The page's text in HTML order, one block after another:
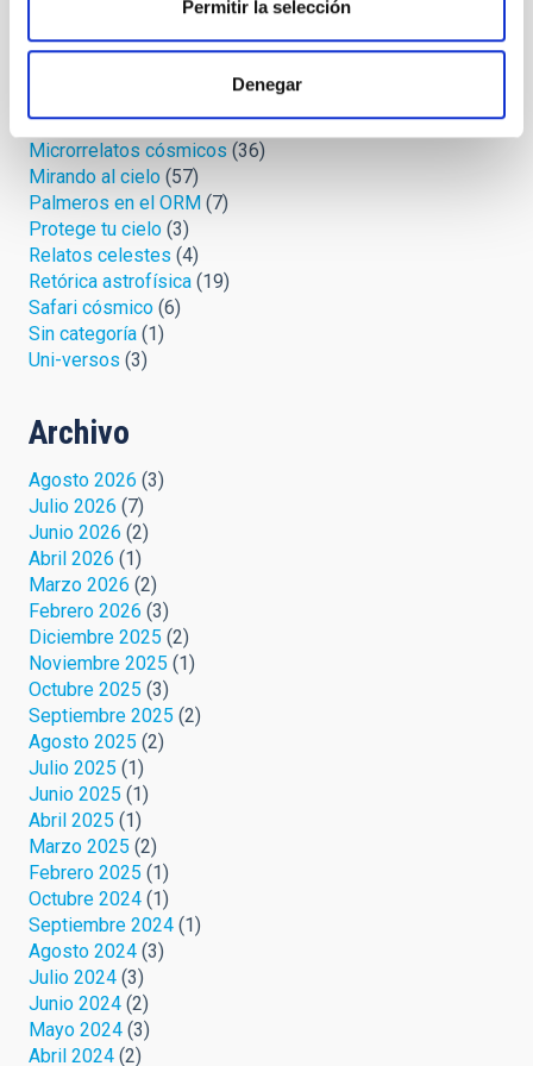
Permitir la selección
Denegar
(5)
Crónicas del espacio(11)
IYL 2015, luces y ¡acción!(2)
La jerga de las estrellas(13)
Microrrelatos cósmicos (36)
Mirando al cielo (57)
Palmeros en el ORM (7)
Protege tu cielo (3)
Relatos celestes (4)
Retórica astrofísica (19)
Safari cósmico (6)
Sin categoría (1)
Uni-versos (3)
Archivo
Agosto 2026 (3)
Julio 2026 (7)
Junio 2026 (2)
Abril 2026 (1)
Marzo 2026 (2)
Febrero 2026 (3)
Diciembre 2025 (2)
Noviembre 2025 (1)
Octubre 2025 (3)
Septiembre 2025 (2)
Agosto 2025 (2)
Julio 2025 (1)
Junio 2025 (1)
Abril 2025 (1)
Marzo 2025 (2)
Febrero 2025 (1)
Octubre 2024 (1)
Septiembre 2024 (1)
Agosto 2024 (3)
Julio 2024 (3)
Junio 2024 (2)
Mayo 2024 (3)
Abril 2024 (2)